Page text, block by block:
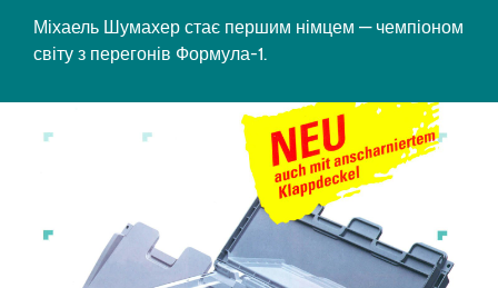
Міхаель Шумахер стає першим німцем — чемпіоном
світу з перегонів Формула-1.